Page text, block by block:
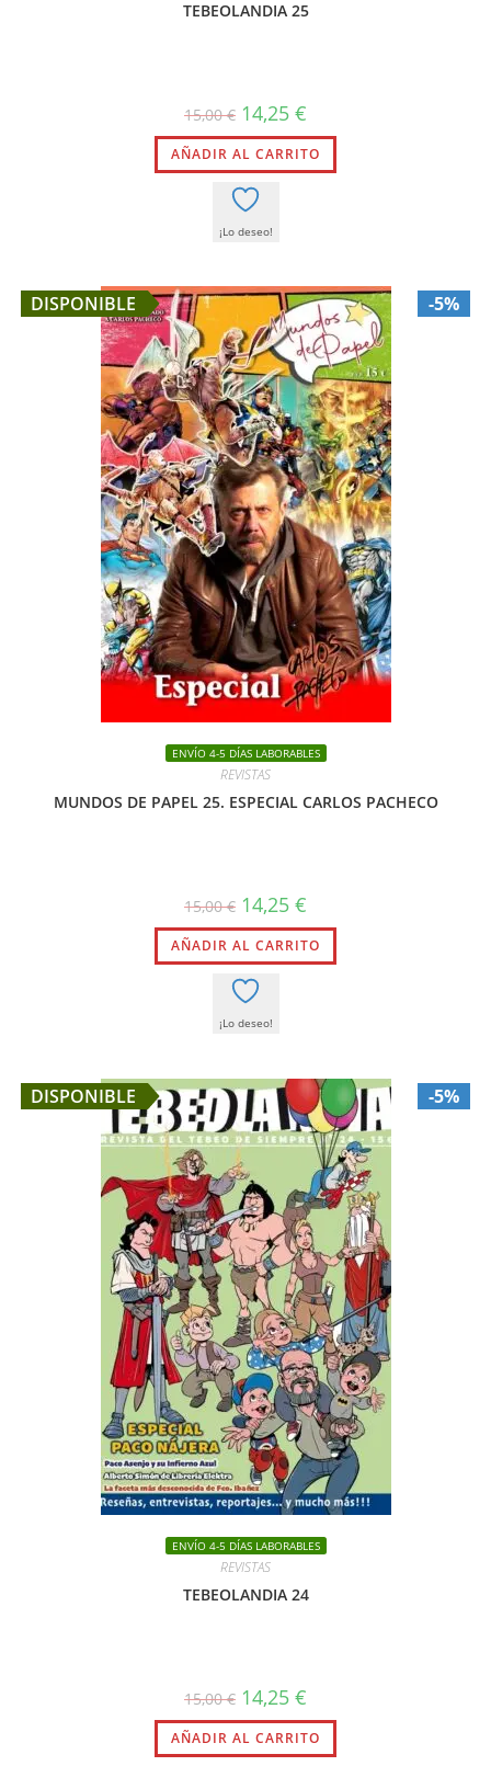
TEBEOLANDIA 25
15,00€ El
precio
original
era:
15,00 €.
14,25 €
actual
es:
14,25 €.
AÑADIR AL CARRITO
¡Lo deseo!
DISPONIBLE -5%
ENVÍO 4-5 DÍAS LABORABLES
REVISTAS
MUNDOS DE PAPEL 25. ESPECIAL CARLOS PACHECO
15,00€ El
precio
original
era:
15,00 €.
14,25 €
actual
es:
14,25 €.
AÑADIR AL CARRITO
¡Lo deseo!
DISPONIBLE -5%
ENVÍO 4-5 DÍAS LABORABLES
REVISTAS
TEBEOLANDIA 24
15,00€ El
precio
original
era:
15,00 €.
14,25 €
actual
es:
14,25 €.
AÑADIR AL CARRITO